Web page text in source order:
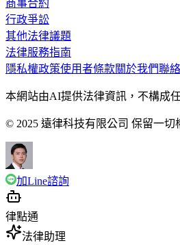
商事合約
行政爭訟
其他法律議題
法律服務指南
隱私權政策使用者條款關於我們聯
本網站由AI提供法律資訊，不構成
© 2025 遠律科技有限公司 保留一切
加Line諮詢
律點通
法律助理